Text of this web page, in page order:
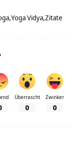
Yoga Vidya Zitate
Überrascht
0
Zwinker
0